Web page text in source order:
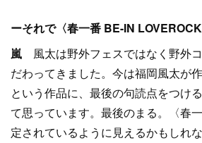
ーそれで〈春一番 BE-IN
嵐 風太は野外フェスではなく野外
だわってきました。今は福岡風太が
という作品に、最後の句読点をつけ
て思っています。最後のまる。〈春
定されているように見えるかもしれ